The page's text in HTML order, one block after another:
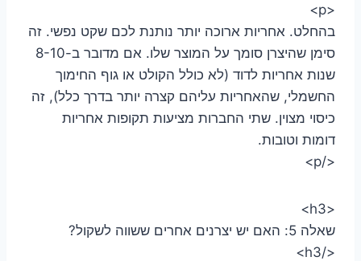
<p>
בהחלט. אחריות ארוכה יותר נותנת לכם שקט נפשי. זה
סימן שהיצרן סומך על המוצר שלו. אם מדובר ב-8-10
שנות אחריות לדוד (לא כולל הקולט או גוף החימוך
החשמלי, שהאחריות עליהם קצרה יותר בדרך כלל), זה
כיסוי מצוין. שתי החברות מציעות תקופות אחריות
דומות וטובות.
</p>
<h3>
שאלה 5: האם יש יצרנים אחרים ששווה לשקול?
</h3>